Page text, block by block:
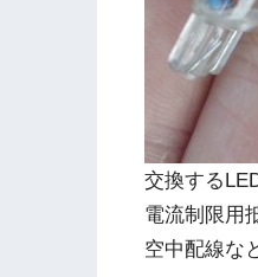
交換する
電流制限用
空中配線な